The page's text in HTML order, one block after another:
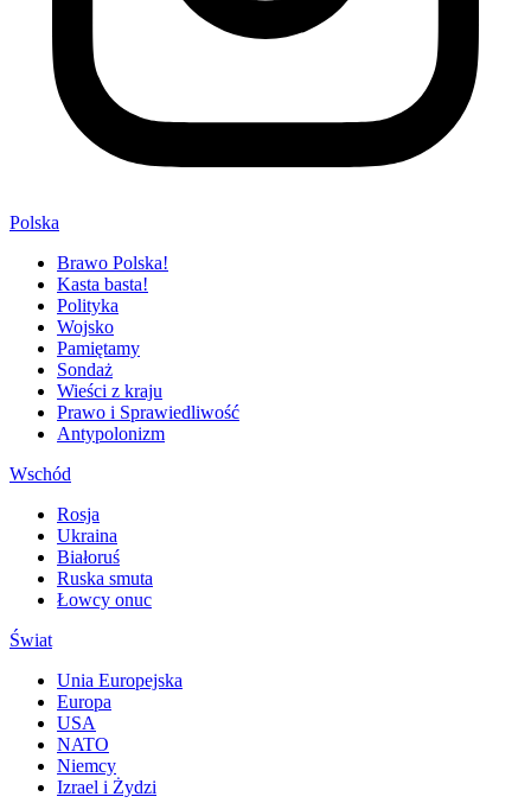
Polska
Brawo Polska!
Kasta basta!
Polityka
Wojsko
Pamiętamy
Sondaż
Wieści z kraju
Prawo i Sprawiedliwość
Antypolonizm
Wschód
Rosja
Ukraina
Białoruś
Ruska smuta
Łowcy onuc
Świat
Unia Europejska
Europa
USA
NATO
Niemcy
Izrael i Żydzi